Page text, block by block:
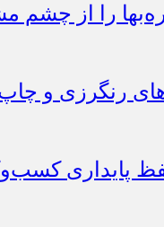
را از چشم
رنگرزی و
پایداری